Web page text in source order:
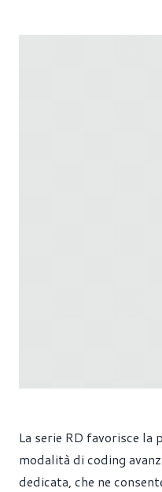
La serie RD favorisce
modalità di coding
dedicata, che ne